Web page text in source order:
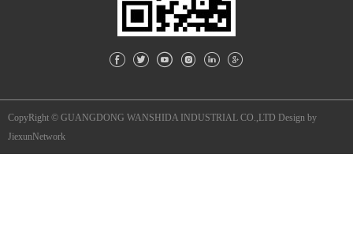
CopyRight © GUANGDONG WANSHIDA INDUSTRIAL CO.,LTD Design by
JiexunNetwork